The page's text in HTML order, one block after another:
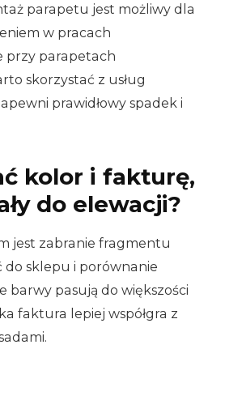
parapetu jest możliwy dla
w pracach
przy parapetach
skorzystać z usług
prawidłowy spadek i
kolor i fakturę,
do elewacji?
jest zabranie fragmentu
do sklepu i porównanie
barwy pasują do większości
faktura lepiej współgra z